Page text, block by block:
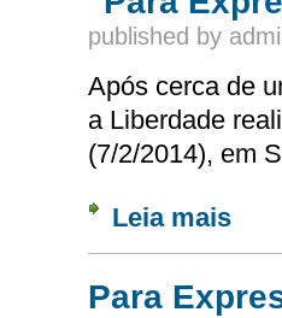
published by
Após cerca de
a Liberdade
(7/2/2014), em
Leia mais
Para